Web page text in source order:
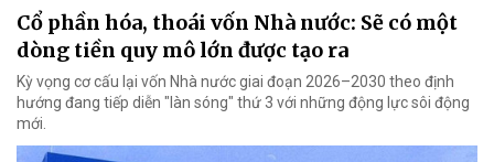
Cổ phần hóa, thoái vốn Nhà nước: Sẽ có một
dòng tiền quy mô lớn được tạo ra
Kỳ vọng cơ cấu lại vốn Nhà nước giai đoạn 2026–2030 theo định
hướng đang tiếp diễn "làn sóng" thứ 3 với những động lực sôi động
mới.